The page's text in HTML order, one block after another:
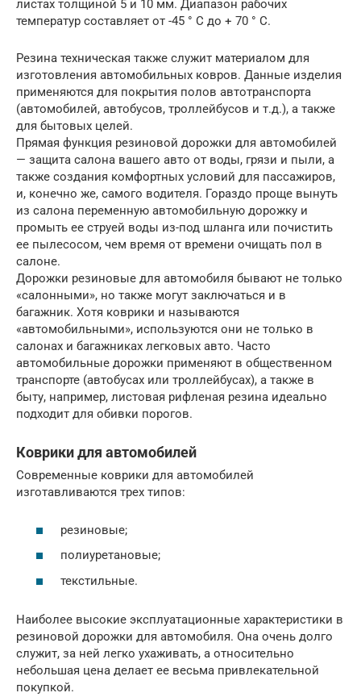
листах толщиной 5 и 10 мм. Диапазон рабочих
температур составляет от -45 ° C до + 70 ° C.
Резина техническая также служит материалом для
изготовления автомобильных ковров. Данные изделия
применяются для покрытия полов автотранспорта
(автомобилей, автобусов, троллейбусов и т.д.), а также
для бытовых целей.
Прямая функция резиновой дорожки для автомобилей
— защита салона вашего авто от воды, грязи и пыли, а
также создания комфортных условий для пассажиров,
и, конечно же, самого водителя. Гораздо проще вынуть
из салона переменную автомобильную дорожку и
промыть ее струей воды из-под шланга или почистить
ее пылесосом, чем время от времени очищать пол в
салоне.
Дорожки резиновые для автомобиля бывают не только
«салонными», но также могут заключаться и в
багажник. Хотя коврики и называются
«автомобильными», используются они не только в
салонах и багажниках легковых авто. Часто
автомобильные дорожки применяют в общественном
транспорте (автобусах или троллейбусах), а также в
быту, например, листовая рифленая резина идеально
подходит для обивки порогов.
Коврики для автомобилей
Современные коврики для автомобилей
изготавливаются трех типов:
резиновые;
полиуретановые;
текстильные.
Наиболее высокие эксплуатационные характеристики в
резиновой дорожки для автомобиля. Она очень долго
служит, за ней легко ухаживать, а относительно
небольшая цена делает ее весьма привлекательной
покупкой.